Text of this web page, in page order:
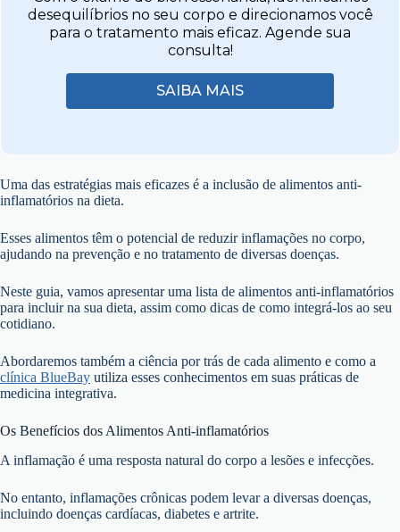
desequilíbrios no seu corpo e direcionamos você
para o tratamento mais eficaz. Agende sua
consulta!
SAIBA MAIS
Uma das estratégias mais eficazes é a inclusão de alimentos anti-
inflamatórios na dieta.
Esses alimentos têm o potencial de reduzir inflamações no corpo,
ajudando na prevenção e no tratamento de diversas doenças.
Neste guia, vamos apresentar uma lista de alimentos anti-inflamatórios
para incluir na sua dieta, assim como dicas de como integrá-los ao seu
cotidiano.
Abordaremos também a ciência por trás de cada alimento e como a
clínica BlueBay utiliza esses conhecimentos em suas práticas de
medicina integrativa.
Os Benefícios dos Alimentos Anti-inflamatórios
A inflamação é uma resposta natural do corpo a lesões e infecções.
No entanto, inflamações crônicas podem levar a diversas doenças,
incluindo doenças cardíacas, diabetes e artrite.